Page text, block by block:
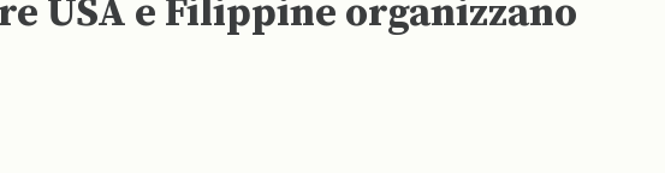
USA e Filippine organizzano